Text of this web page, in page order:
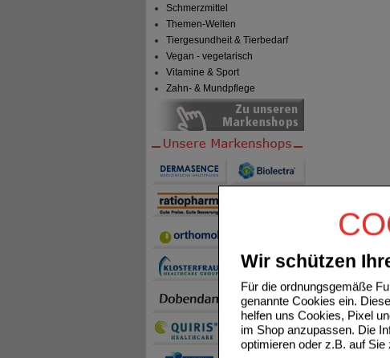
Wir schützen
Für die ordnungsgemäße
genannte Cookies ein.
helfen uns Cookies, Pixel
im Shop anzupassen. Die
optimieren oder z.B. auf
Schmerzmittel
Themen-Welten
Tiergesundheit & Tierbedarf
Vegan - vegetarisch
Vitamine & Sport
Zahn- & Mundpflege